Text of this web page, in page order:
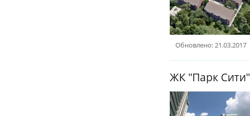
Обновлено: 21.03.2017
ЖК "Парк Сити"